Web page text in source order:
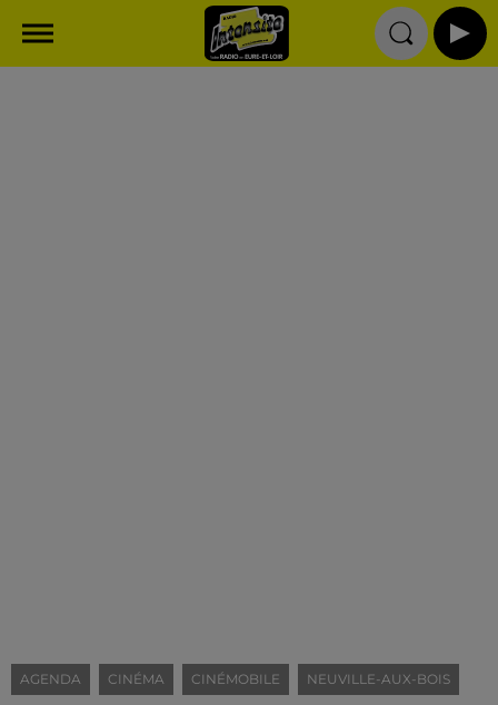
AGENDA CINÉMA CINÉMOBILE NEUVILLE-AUX-BOIS